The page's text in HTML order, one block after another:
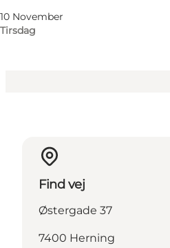
10 November
Tirsdag
Min virksomhed, Mig
Find vej
Østergade 37
7400 Herning